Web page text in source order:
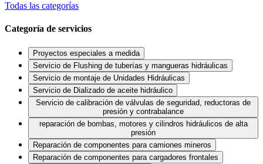
Todas las categorías
Categoría de servicios
Proyectos especiales a medida
Servicio de Flushing de tuberías y mangueras hidráulicas
Servicio de montaje de Unidades Hidráulicas
Servicio de Dializado de aceite hidráulico
Servicio de calibración de válvulas de seguridad, reductoras de
presión y contrabalance
reparación de bombas, motores y cilindros hidráulicos de alta
presión
Reparación de componentes para camiones mineros
Reparación de componentes para cargadores frontales